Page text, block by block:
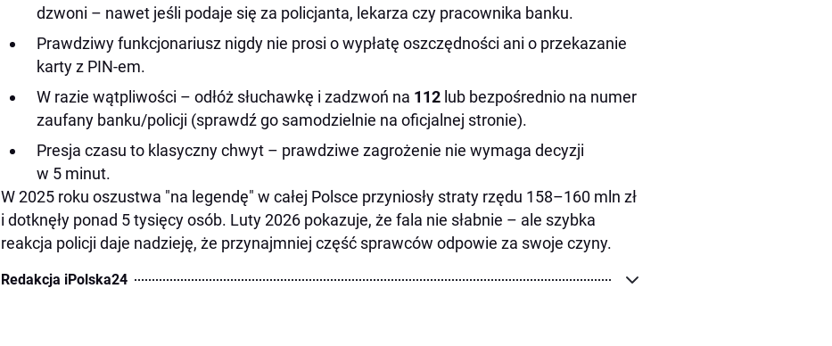
dzwoni – nawet jeśli podaje się za policjanta, lekarza czy pracownika banku.
Prawdziwy funkcjonariusz nigdy nie prosi o wypłatę oszczędności ani o przekazanie
karty z PIN-em.
W razie wątpliwości – odłóż słuchawkę i zadzwoń na 112 lub bezpośrednio na numer
zaufany banku/policji (sprawdź go samodzielnie na oficjalnej stronie).
Presja czasu to klasyczny chwyt – prawdziwe zagrożenie nie wymaga decyzji
w 5 minut.
W 2025 roku oszustwa "na legendę" w całej Polsce przyniosły straty rzędu 158–160 mln zł
i dotknęły ponad 5 tysięcy osób. Luty 2026 pokazuje, że fala nie słabnie – ale szybka
reakcja policji daje nadzieję, że przynajmniej część sprawców odpowie za swoje czyny.
Redakcja iPolska24